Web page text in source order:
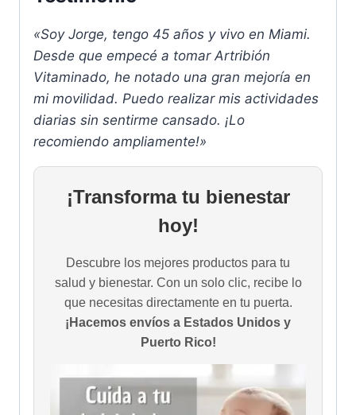
«Soy Jorge, tengo 45 años y vivo en Miami.
Desde que empecé a tomar Artribión
Vitaminado, he notado una gran mejoría en
mi movilidad. Puedo realizar mis actividades
diarias sin sentirme cansado. ¡Lo
recomiendo ampliamente!»
¡Transforma tu bienestar
hoy!
Descubre los mejores productos para tu
salud y bienestar. Con un solo clic, recibe lo
que necesitas directamente en tu puerta.
¡Hacemos envíos a Estados Unidos y
Puerto Rico!